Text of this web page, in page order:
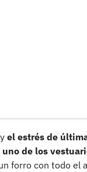
el estrés de
de los
forro con todo el